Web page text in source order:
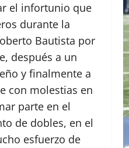
el infortunio que
durante la
Bautista por
después a un
y finalmente a
con molestias en
parte en el
de dobles, en el
esfuerzo de